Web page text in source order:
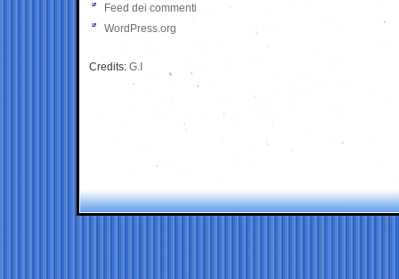
Feed dei commenti
WordPress.org
Credits: G.I